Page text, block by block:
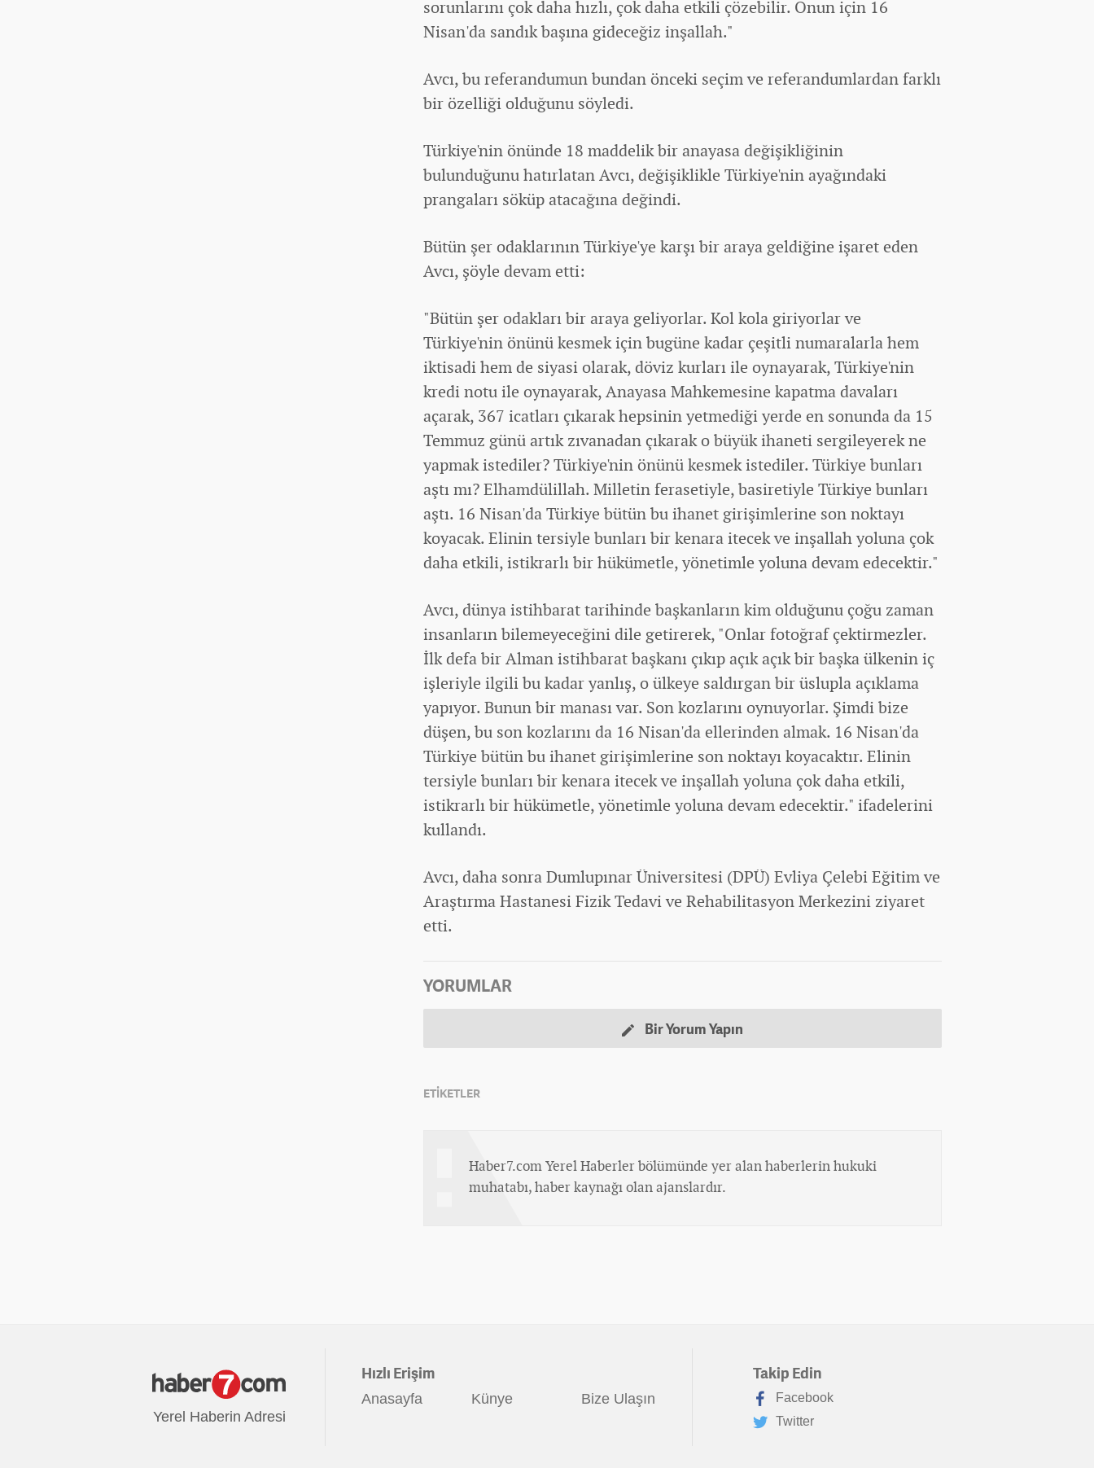
sorunlarını çok daha hızlı, çok daha etkili çözebilir. Onun için 16
Nisan'da sandık başına gideceğiz inşallah."
Avcı, bu referandumun bundan önceki seçim ve referandumlardan farklı
bir özelliği olduğunu söyledi.
Türkiye'nin önünde 18 maddelik bir anayasa değişikliğinin
bulunduğunu hatırlatan Avcı, değişiklikle Türkiye'nin ayağındaki
prangaları söküp atacağına değindi.
Bütün şer odaklarının Türkiye'ye karşı bir araya geldiğine işaret eden
Avcı, şöyle devam etti:
"Bütün şer odakları bir araya geliyorlar. Kol kola giriyorlar ve
Türkiye'nin önünü kesmek için bugüne kadar çeşitli numaralarla hem
iktisadi hem de siyasi olarak, döviz kurları ile oynayarak, Türkiye'nin
kredi notu ile oynayarak, Anayasa Mahkemesine kapatma davaları
açarak, 367 icatları çıkarak hepsinin yetmediği yerde en sonunda da 15
Temmuz günü artık zıvanadan çıkarak o büyük ihaneti sergileyerek ne
yapmak istediler? Türkiye'nin önünü kesmek istediler. Türkiye bunları
aştı mı? Elhamdülillah. Milletin ferasetiyle, basiretiyle Türkiye bunları
aştı. 16 Nisan'da Türkiye bütün bu ihanet girişimlerine son noktayı
koyacak. Elinin tersiyle bunları bir kenara itecek ve inşallah yoluna çok
daha etkili, istikrarlı bir hükümetle, yönetimle yoluna devam edecektir."
Avcı,dünyaistihbarat tarihinde başkanların kim olduğunu çoğu zaman
insanların bilemeyeceğini dile getirerek, "Onlar fotoğraf çektirmezler.
İlk defa bir Alman istihbarat başkanı çıkıp açık açık bir başka ülkenin iç
işleriyle ilgili bu kadar yanlış, o ülkeye saldırgan bir üslupla açıklama
yapıyor. Bunun bir manası var. Son kozlarını oynuyorlar. Şimdi bize
düşen, bu son kozlarını da 16 Nisan'da ellerinden almak. 16 Nisan'da
Türkiye bütün bu ihanet girişimlerine son noktayı koyacaktır. Elinin
tersiyle bunları bir kenara itecek ve inşallah yoluna çok daha etkili,
istikrarlı bir hükümetle, yönetimle yoluna devam edecektir." ifadelerini
kullandı.
Avcı, daha sonra Dumlupınar Üniversitesi (DPÜ) Evliya Çelebi Eğitim ve
Araştırma Hastanesi Fizik Tedavi ve Rehabilitasyon Merkezini ziyaret
etti.
YORUMLAR
Bir Yorum Yapın
ETİKETLER
Haber7.com Yerel Haberler bölümünde yer alan haberlerin hukuki
muhatabı, haber kaynağı olan ajanslardır.
Yerel Haberin Adresi
Hızlı Erişim
Anasayfa Künye Bize Ulaşın
Takip Edin
Facebook
Twitter